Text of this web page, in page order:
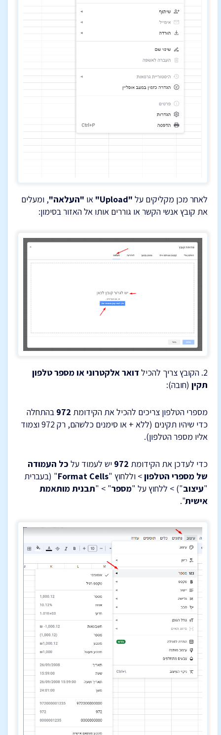
לאחר מכן מקליקים על "Upload" או "העלאה", ומעלים
את קובץ אנשי הקשר או גוררים אותו אל האזור בסימון:
2. הקובץ צריך להכיל
דואר אלקטרוני או מספר טלפון
תקין (חובה):
מספרי הטלפון צריכים להכיל את הקידומת 972 בהתחלה
כדי שיהיו תקינים (ללא + או סימנים כלשהם, רק 972 וצמוד
אליו מספר הטלפון).
כדי לעדכן את הקידומת 972 יש לעמוד על כל העמודה
של מספרי הטלפון> וללחוץ "Format Cells" (בעברית
"עיצוב") > ללחוץ על "מספר" > "תבנית מותאמת
אישית".